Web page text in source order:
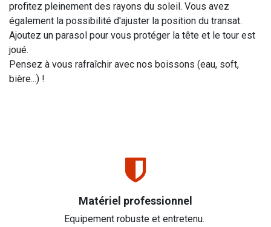
profitez pleinement des rayons du soleil. Vous avez
également la possibilité d'ajuster la position du transat.
Ajoutez un parasol pour vous protéger la tête et le tour est
joué.
Pensez à vous rafraîchir avec nos boissons (eau, soft,
bière...) !
Matériel professionnel
Equipement robuste et entretenu.